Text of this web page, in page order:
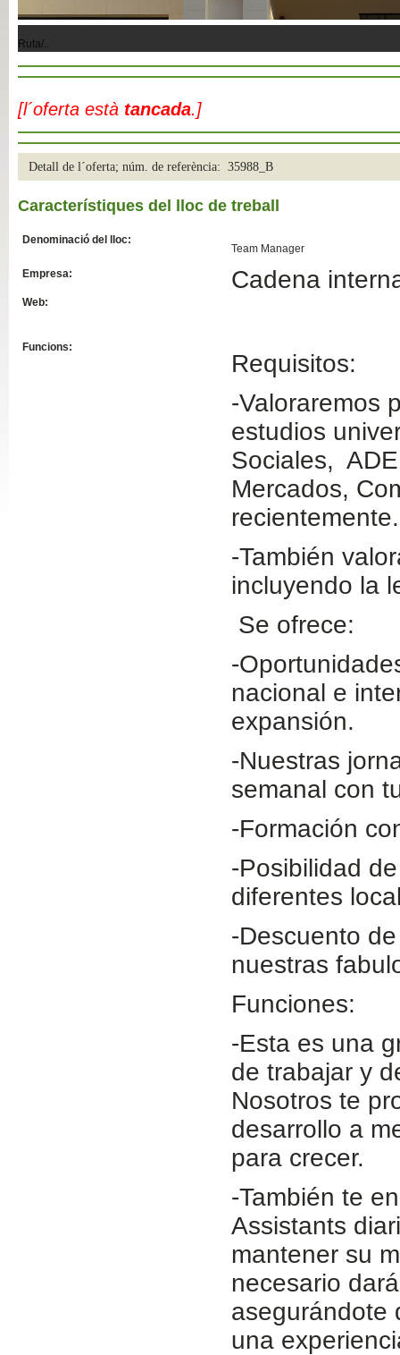
Ruta/..
[l´oferta està tancada.]
Detall de l´oferta; núm. de referència: 35988_B
Característiques del lloc de treball
Denominació del lloc:
Team Manager
Empresa:
Cadena
Web:
Funcions:
Requisitos:
-Valoraremos
estudios
Sociales,
Mercados,
recientemente.
-También
incluyendo la
Se ofrece:
-
nacional e
expansión.
-Nuestras
semanal con
-Formación
-Posibilidad
diferentes
-Descuento
nuestras
Funciones:
-Esta es una
de trabajar y
Nosotros te
desarrollo a
para crecer.
-También te
Assistants
mantener su
necesario
asegurándote
una